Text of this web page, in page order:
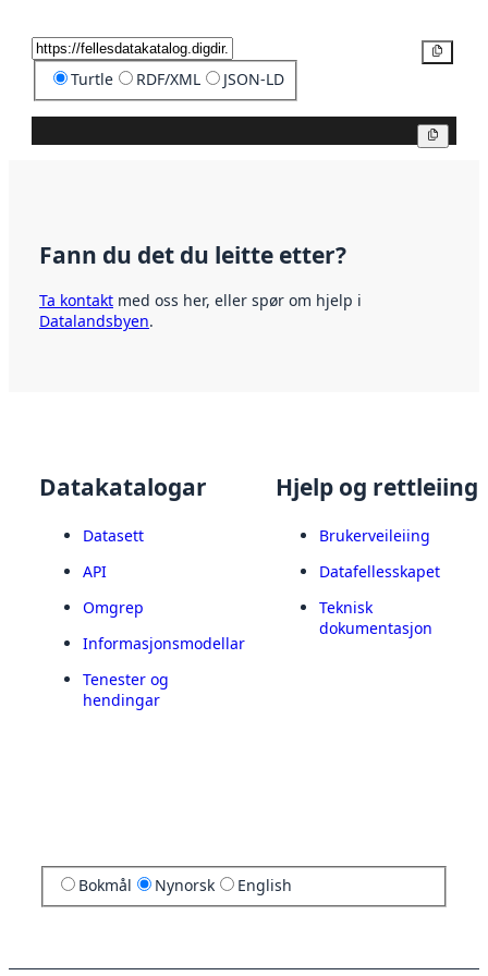
Turtle RDF/XML JSON-LD
Fann du det du leitte etter?
Ta kontakt med oss her, eller spør om hjelp i
Datalandsbyen.
Datakatalogar
Datasett
API
Omgrep
Informasjonsmodellar
Tenester og
hendingar
Hjelp og rettleiing
Brukerveileiing
Datafellesskapet
Teknisk
dokumentasjon
Bokmål Nynorsk English